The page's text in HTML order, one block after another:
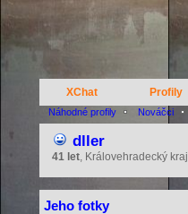
XChat Profily
Náhodné profily Nováčci
dller
41 let, Královehradecký kraj
Jeho fotky